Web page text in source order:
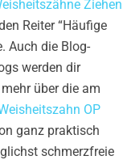
Ziehen
Reiter “Häufige
Auch die Blog-
werden dir
über die am
OP
ganz praktisch
schmerzfreie